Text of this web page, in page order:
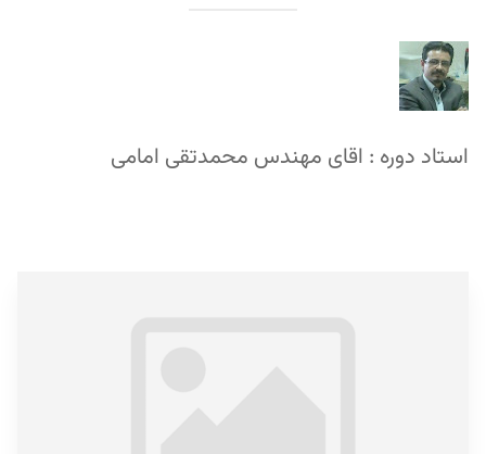
استاد دوره : اقای مهندس محمدتقی امامی